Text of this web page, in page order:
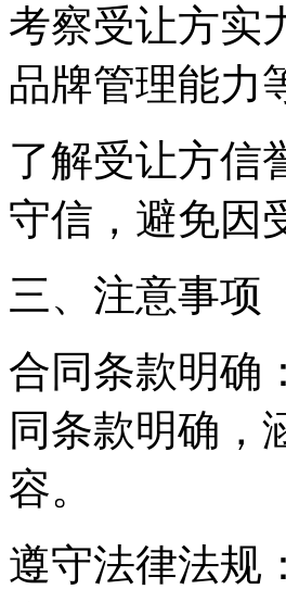
考察受让方实
品牌管理能力
了解受让方信
守信，避免因
三、注意事项
合同条款明确
同条款明确，
容。
遵守法律法规